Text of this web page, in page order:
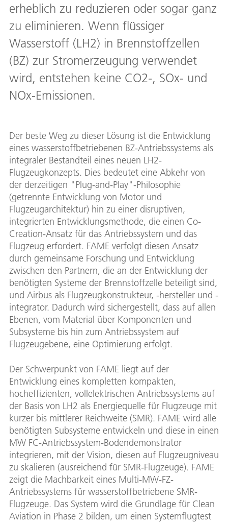
erheblich zu reduzieren oder sogar ganz
zu eliminieren. Wenn flüssiger
Wasserstoff (LH2) in Brennstoffzellen
(BZ) zur Stromerzeugung verwendet
wird, entstehen keine CO2-, SOx- und
NOx-Emissionen.
Der beste Weg zu dieser Lösung ist die Entwicklung
eines wasserstoffbetriebenen BZ-Antriebssystems als
integraler Bestandteil eines neuen LH2-
Flugzeugkonzepts. Dies bedeutet eine Abkehr von
der derzeitigen "Plug-and-Play"-Philosophie
(getrennte Entwicklung von Motor und
Flugzeugarchitektur) hin zu einer disruptiven,
integrierten Entwicklungsmethode, die einen Co-
Creation-Ansatz für das Antriebssystem und das
Flugzeug erfordert. FAME verfolgt diesen Ansatz
durch gemeinsame Forschung und Entwicklung
zwischen den Partnern, die an der Entwicklung der
benötigten Systeme der Brennstoffzelle beteiligt sind,
und Airbus als Flugzeugkonstrukteur, -hersteller und -
integrator. Dadurch wird sichergestellt, dass auf allen
Ebenen, vom Material über Komponenten und
Subsysteme bis hin zum Antriebssystem auf
Flugzeugebene, eine Optimierung erfolgt.
Der Schwerpunkt von FAME liegt auf der
Entwicklung eines kompletten kompakten,
hocheffizienten, vollelektrischen Antriebssystems auf
der Basis von LH2 als Energiequelle für Flugzeuge mit
kurzer bis mittlerer Reichweite (SMR). FAME wird alle
benötigten Subsysteme entwickeln und diese in einen
MW FC-Antriebssystem-Bodendemonstrator
integrieren, mit der Vision, diesen auf Flugzeugniveau
zu skalieren (ausreichend für SMR-Flugzeuge). FAME
zeigt die Machbarkeit eines Multi-MW-FZ-
Antriebssystems für wasserstoffbetriebene SMR-
Flugzeuge. Das System wird die Grundlage für Clean
Aviation in Phase 2 bilden, um einen Systemflugtest